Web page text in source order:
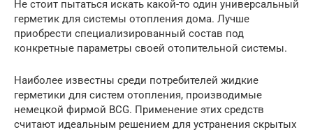
Не стоит пытаться искать какой-то один универсальный
герметик для системы отопления дома. Лучше
приобрести специализированный состав под
конкретные параметры своей отопительной системы.
Наиболее известны среди потребителей жидкие
герметики для систем отопления, производимые
немецкой фирмой BCG. Применение этих средств
считают идеальным решением для устранения скрытых